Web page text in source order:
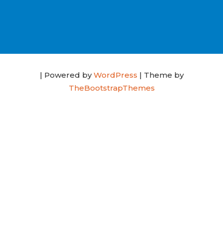
| Powered byWordPress | Theme by
TheBootstrapThemes